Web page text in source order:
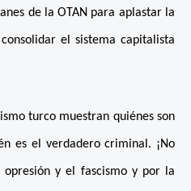
de la OTAN para aplastar la
el sistema capitalista
turco muestran quiénes son
es el verdadero criminal. ¡No
y el fascismo y por la